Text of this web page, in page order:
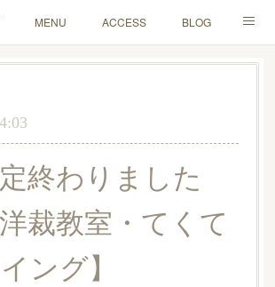
MENU ACCESS BLOG
終わりました
洋裁教室・てくて
ング】